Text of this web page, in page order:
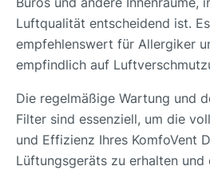
Luftqualität entscheidend ist.
empfehlenswert für Allergiker
empfindlich auf
Die regelmäßige Wartung und
Filter sind essenziell, um die
und Effizienz Ihres KomfoVent
Lüftungsgeräts zu erhalten und